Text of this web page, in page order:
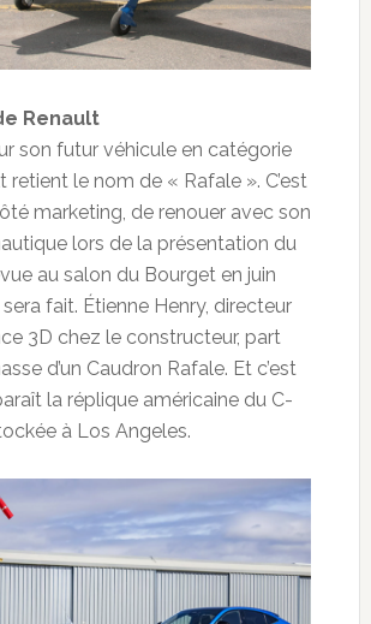
Renault
son futur véhicule en catégorie
retient le nom de « Rafale ». C’est
marketing, de renouer avec son
lors de la présentation du
au salon du Bourget en juin
fait. Étienne Henry, directeur
3D chez le constructeur, part
d’un Caudron Rafale. Et c’est
la réplique américaine du C-
à Los Angeles.